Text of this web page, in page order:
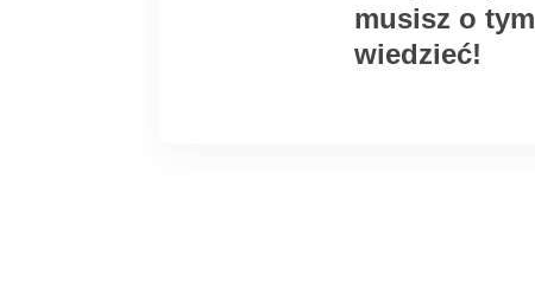
musisz o tym
wiedzieć!